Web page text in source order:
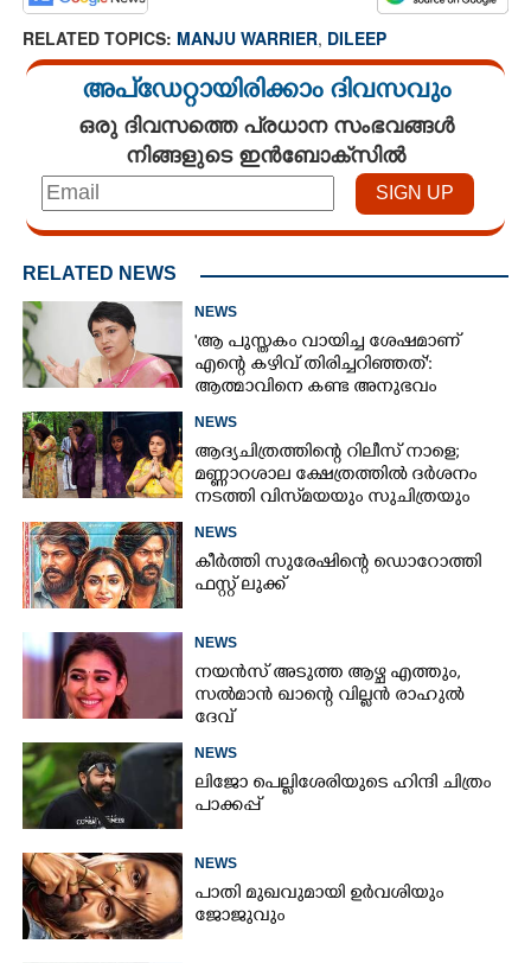
RELATED TOPICS: MANJU WARRIER, DILEEP
അപ്ഡേറ്റായിരിക്കാം ദിവസവും
ഒരു ദിവസത്തെ പ്രധാന സംഭവങ്ങൾ
നിങ്ങളുടെ ഇൻബോക്സിൽ
RELATED NEWS
NEWS
'ആ പുസ്തകം വായിച്ച ശേഷമാണ്
എന്റെ കഴിവ് തിരിച്ചറിഞ്ഞത്':
ആത്മാവിനെ കണ്ട അനുഭവം
NEWS
ആദ്യചിത്രത്തിന്റെ റിലീസ് നാളെ;
മണ്ണാറശാല ക്ഷേത്രത്തിൽ ദർശനം
നടത്തി വിസ്‌മയയും സുചിത്രയും
NEWS
കീർത്തി സുരേഷിന്റെ ഡൊറോത്തി
ഫസ്റ്റ് ലുക്ക്
NEWS
നയൻസ് അടുത്ത ആഴ്ച എത്തും,
സൽമാൻ ഖാന്റെ വില്ലൻ രാഹുൽ
ദേവ്
NEWS
ലിജോ പെല്ലിശേരിയുടെ ഹിന്ദി ചിത്രം
പാക്കപ്പ്
NEWS
പാതി മുഖവുമായി ഉർവശിയും
ജോജുവും